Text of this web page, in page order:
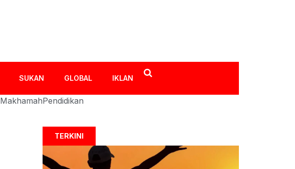
SUKAN GLOBAL IKLAN
MakhamahPendidikan
TERKINI